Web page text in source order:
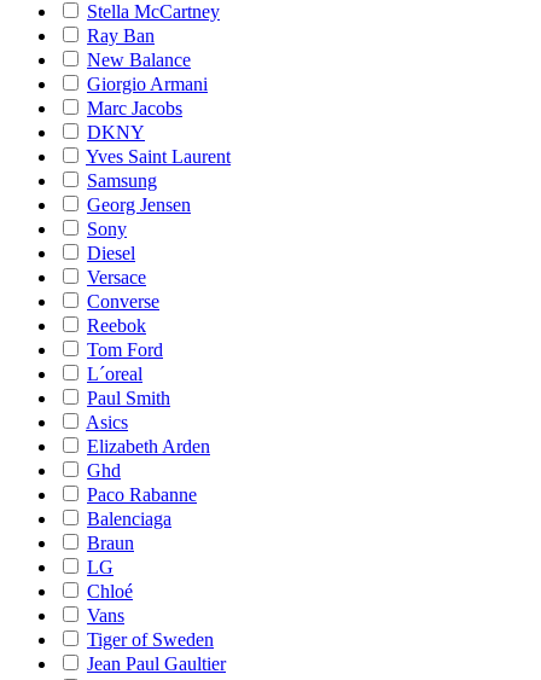
Stella McCartney
Ray Ban
New Balance
Giorgio Armani
Marc Jacobs
DKNY
Yves Saint Laurent
Samsung
Georg Jensen
Sony
Diesel
Versace
Converse
Reebok
Tom Ford
L´oreal
Paul Smith
Asics
Elizabeth Arden
Ghd
Paco Rabanne
Balenciaga
Braun
LG
Chloé
Vans
Tiger of Sweden
Jean Paul Gaultier